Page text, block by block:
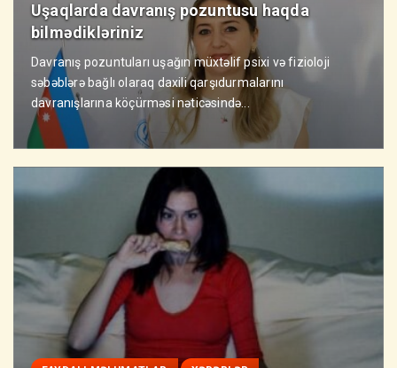
Uşaqlarda davranış pozuntusu haqda
bilmədikləriniz
Davranış pozuntuları uşağın müxtəlif psixi və fizioloji
səbəblərə bağlı olaraq daxili qarşıdurmalarını
davranışlarına köçürməsi nəticəsində...